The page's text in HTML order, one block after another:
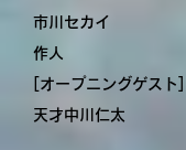
市川セカイ
作人
[オープニングゲスト]
天才中川仁太